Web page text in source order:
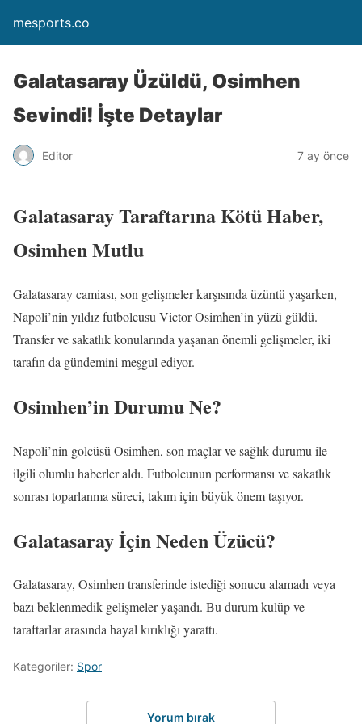
mesports.co
Galatasaray Üzüldü, Osimhen
Sevindi! İşte Detaylar
Editor 7 ay önce
Galatasaray Taraftarına Kötü Haber,
Osimhen Mutlu
Galatasaray camiası, son gelişmeler karşısında üzüntü yaşarken,
Napoli’nin yıldız futbolcusu Victor Osimhen’in yüzü güldü.
Transfer ve sakatlık konularında yaşanan önemli gelişmeler, iki
tarafın da gündemini meşgul ediyor.
Osimhen’in Durumu Ne?
Napoli’nin golcüsü Osimhen, son maçlar ve sağlık durumu ile
ilgili olumlu haberler aldı. Futbolcunun performansı ve sakatlık
sonrası toparlanma süreci, takım için büyük önem taşıyor.
Galatasaray İçin Neden Üzücü?
Galatasaray, Osimhen transferinde istediği sonucu alamadı veya
bazı beklenmedik gelişmeler yaşandı. Bu durum kulüp ve
taraftarlar arasında hayal kırıklığı yarattı.
Kategoriler: Spor
Yorum bırak